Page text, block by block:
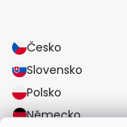
Česko
Slovensko
Polsko
Německo